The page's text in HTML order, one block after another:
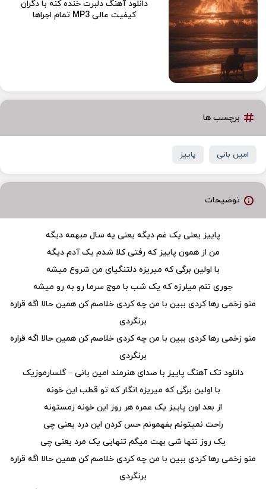
دانلود آهنگ دلبرت خنده کنه با دگران
کیفیت عالی MP3 تمام اجراها
برچسب ها
امین بانی پاییز
توضیحات
پاییز یعنی یک غم دیگه یعنی یه سال مبهمه دیگه
من از همون پاییز که رفتی کلا شدم یک آدم دیگه
با اولین برگی که میریزه دلتنگیای من شروع میشه
جوری تنم میلرزه که یک شب با موج سرما رو به رو میشه
منو زخمی رها کردی ببین با من چه کردی خلاصم کن همین حالا اگه قراره
برنگردی
منو زخمی رها کردی ببین با من چه کردی خلاصم کن همین حالا اگه قراره
برنگردی
دانلود تک آهنگ پاییز با صدای هنرمند امین بانی – گلسارموزیک
با اولین برگی که میریزه انگار که تو قطب این خونه
از بعد اون پاییز یک عمره هر روز این خونه زمستونه
راحت نمیتونم بفهمونم حس کردن این درد یعنی چی
یک روز تنها شی بهت میگم تنهایی یک مرد یعنی چی
منو زخمی رها کردی ببین با من چه کردی خلاصم کن همین حالا اگه قراره
برنگردی